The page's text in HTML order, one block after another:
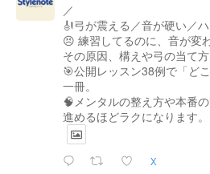
／
🎻弓が震える／音が硬い／
😣 練習してるのに、音が変
その原因、構えや弓の当て
🎯公開レッスン38例で「ど
一冊。
🧠メンタルの整え方や本番
進めるほどラクになります。
X